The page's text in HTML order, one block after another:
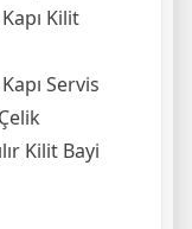
Kilit
Servis
Kilit Bayi